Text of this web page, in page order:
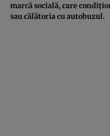
marcă socială, care
sau călătoria cu autobuzul.